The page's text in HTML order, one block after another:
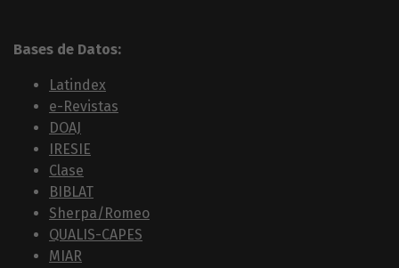
Bases de Datos:
Latindex
e-Revistas
DOAJ
IRESIE
Clase
BIBLAT
Sherpa/Romeo
QUALIS-CAPES
MIAR